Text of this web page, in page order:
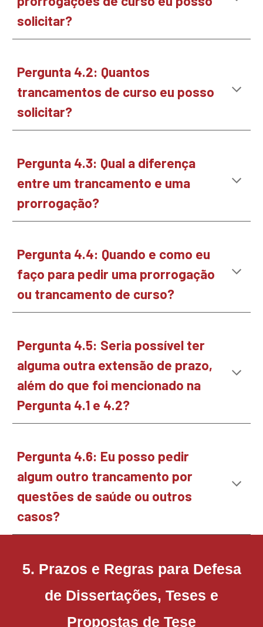
solicitar?
Pergunta 4.2: Quantos
trancamentos de curso eu posso
solicitar?
Pergunta 4.3: Qual a diferença
entre um trancamento e uma
prorrogação?
Pergunta 4.4: Quando e como eu
faço para pedir uma prorrogação
ou trancamento de curso?
Pergunta 4.5: Seria possível ter
alguma outra extensão de prazo,
além do que foi mencionado na
Pergunta 4.1 e 4.2?
Pergunta 4.6: Eu posso pedir
algum outro trancamento por
questões de saúde ou outros
casos?
5. Prazos e Regras para Defesa
de Dissertações, Teses e
Propostas de Tese